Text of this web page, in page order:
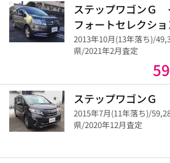
ステップワゴンＧ
フォートセレクショ
2013年10月(13年落ち)/
県/2021年2月査定
ステップワゴンＧ
2015年7月(11年落ち)/
県/2020年12月査定